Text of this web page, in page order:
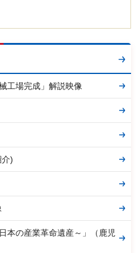
工場完成」解説映像
)
本の産業革命遺産～」（鹿児